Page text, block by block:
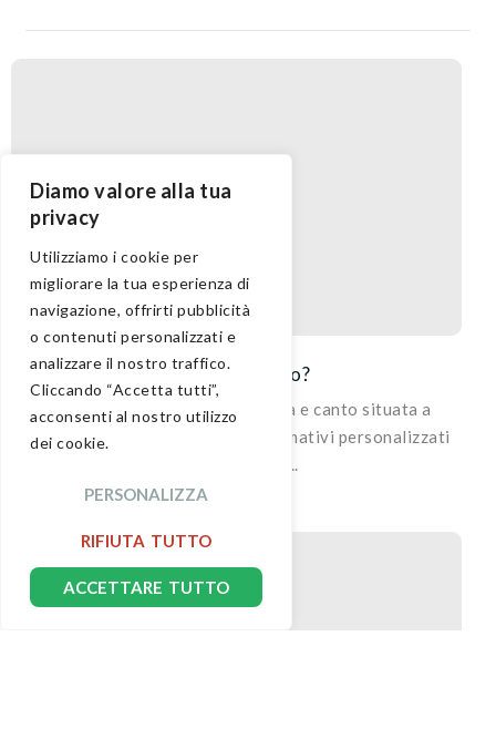
Diamo valore alla tua
privacy
Utilizziamo i cookie per
migliorare la tua esperienza di
navigazione, offrirti pubblicità
o contenuti personalizzati e
analizzare il nostro traffico.
Cliccando “Accetta tutti”,
acconsenti al nostro utilizzo
dei cookie.
PERSONALIZZA
RIFIUTA TUTTO
ACCETTARE TUTTO
News
Cos’è Delta Rho?
Delta Rho è una scuola di musica e canto situata a
Catania, che propone percorsi formativi personalizzati
per studenti di...